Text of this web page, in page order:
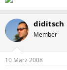
diditsch
Member
10 März 2008